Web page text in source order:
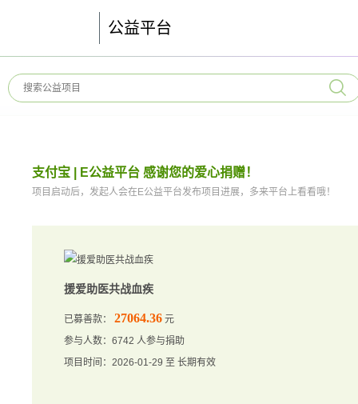
公益平台
支付宝 | E公益平台 感谢您的爱心捐赠！
项目启动后，发起人会在E公益平台发布项目进展，多来平台上看看哦！
援爱助医共战血疾
已募善款： 27064.36 元
参与人数：6742 人参与捐助
项目时间：2026-01-29 至 长期有效